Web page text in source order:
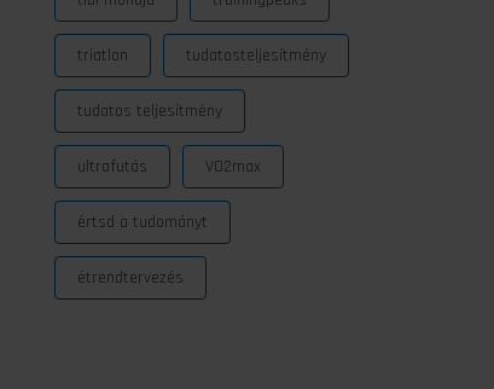
triatlon tudatosteljesítmény
tudatos teljesítmény
ultrafutás VO2max
értsd a tudományt
étrendtervezés